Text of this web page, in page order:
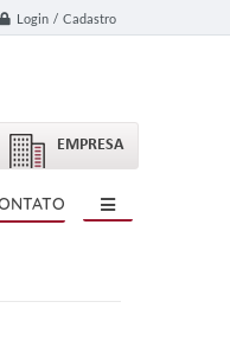
Login / Cadastro
EMPRESA